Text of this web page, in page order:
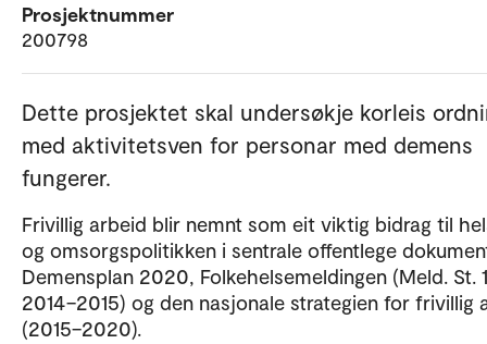
Prosjektnummer
200798
Dette prosjektet skal undersøkje korleis
med aktivitetsven for personar med demens
fungerer.
Frivillig arbeid blir nemnt som eit viktig bidrag til
og omsorgspolitikken i sentrale offentlege
Demensplan 2020, Folkehelsemeldingen (Meld. St.
2014–2015) og den nasjonale strategien for frivillig
(2015–2020).